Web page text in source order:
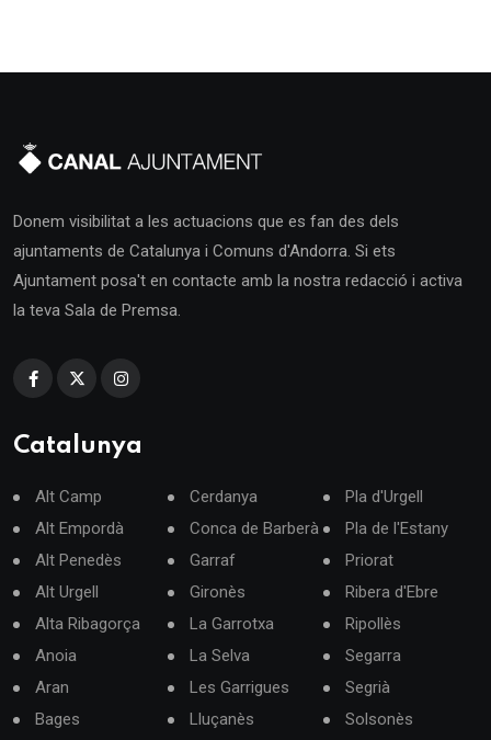
Donem visibilitat a les actuacions que es fan des dels
ajuntaments de Catalunya i Comuns d'Andorra. Si ets
Ajuntament posa't en contacte amb la nostra redacció i activa
la teva Sala de Premsa.
Catalunya
Alt Camp
Alt Empordà
Alt Penedès
Alt Urgell
Alta Ribagorça
Anoia
Aran
Bages
Cerdanya
Conca de Barberà
Garraf
Gironès
La Garrotxa
La Selva
Les Garrigues
Lluçanès
Pla d'Urgell
Pla de l'Estany
Priorat
Ribera d'Ebre
Ripollès
Segarra
Segrià
Solsonès